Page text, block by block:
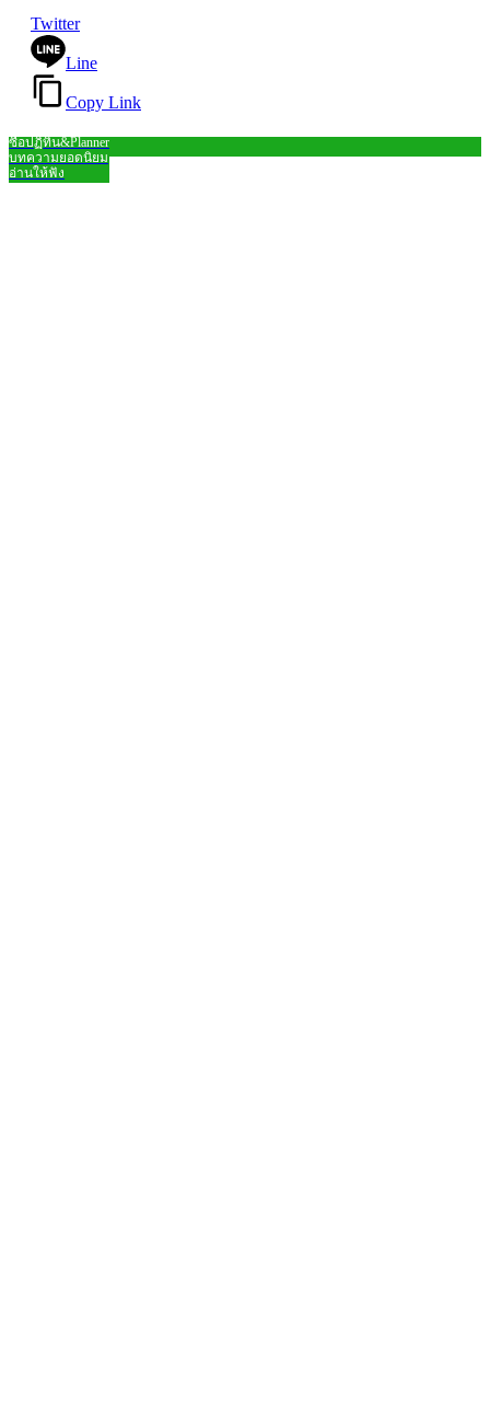
Twitter
Line
Copy Link
ซื้อปฏิทิน&Planner
บทความยอดนิยม
อ่านให้ฟัง
Close